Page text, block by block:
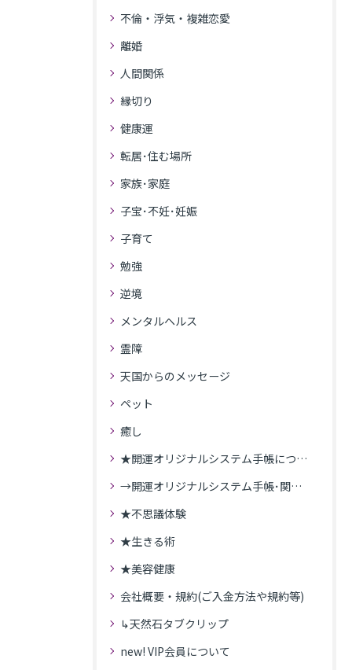
不倫・浮気・複雑恋愛
離婚
人間関係
縁切り
健康運
転居･住む場所
家族･家庭
子宝･不妊･妊娠
子育て
勉強
逆境
メンタルヘルス
霊障
天国からのメッセージ
ペット
癒し
★開運オリジナルシステム手帳について
→開運オリジナルシステム手帳･関連記事
★不思議体験
★生きる術
★美容健康
会社概要・規約(ご入金方法や規約等)
↳天然石タブクリップ
new! VIP会員について